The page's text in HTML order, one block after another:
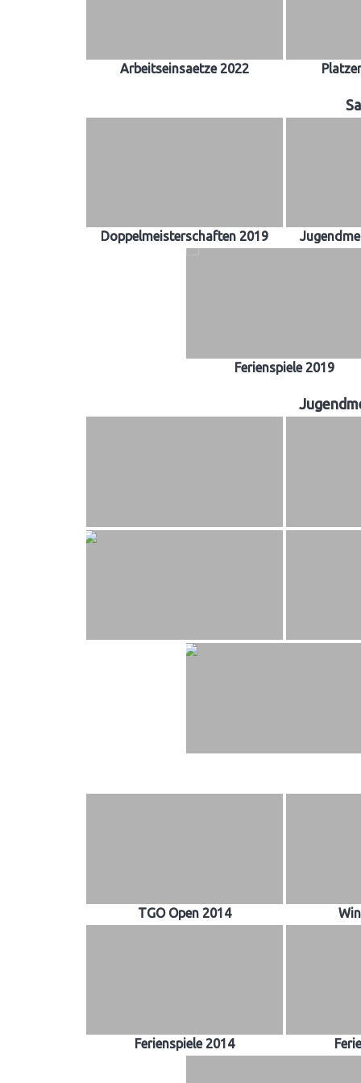
Arbeitseinsaetze 2022
Doppelmeisterschaften 2019
Ferienspiele 2019
TGO Open 2014
Ferienspiele 2014